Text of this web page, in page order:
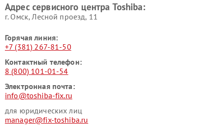
Адрес сервисного центра Toshiba:
г. Омск, ​Лесной проезд, 11
Горячая линия:
+7 (381) 267-81-50
Контактный телефон:
8 (800) 101-01-54
Электронная почта:
info@toshiba-fix.ru
для юридических лиц
manager@fix-toshiba.ru